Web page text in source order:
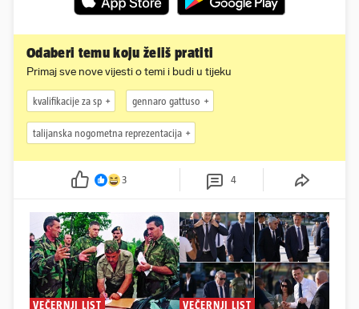
Odaberi temu koju želiš pratiti
Primaj sve nove vijesti o temi i budi u tijeku
kvalifikacije za sp gennaro gattuso
talijanska nogometna reprezentacija
3 4